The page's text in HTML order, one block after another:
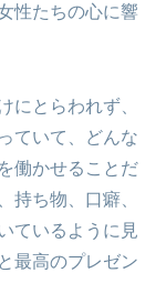
性たちの心に響
にとらわれず、
ていて、どんな
働かせることだ
持ち物、口癖、
ているように見
最高のプレゼン